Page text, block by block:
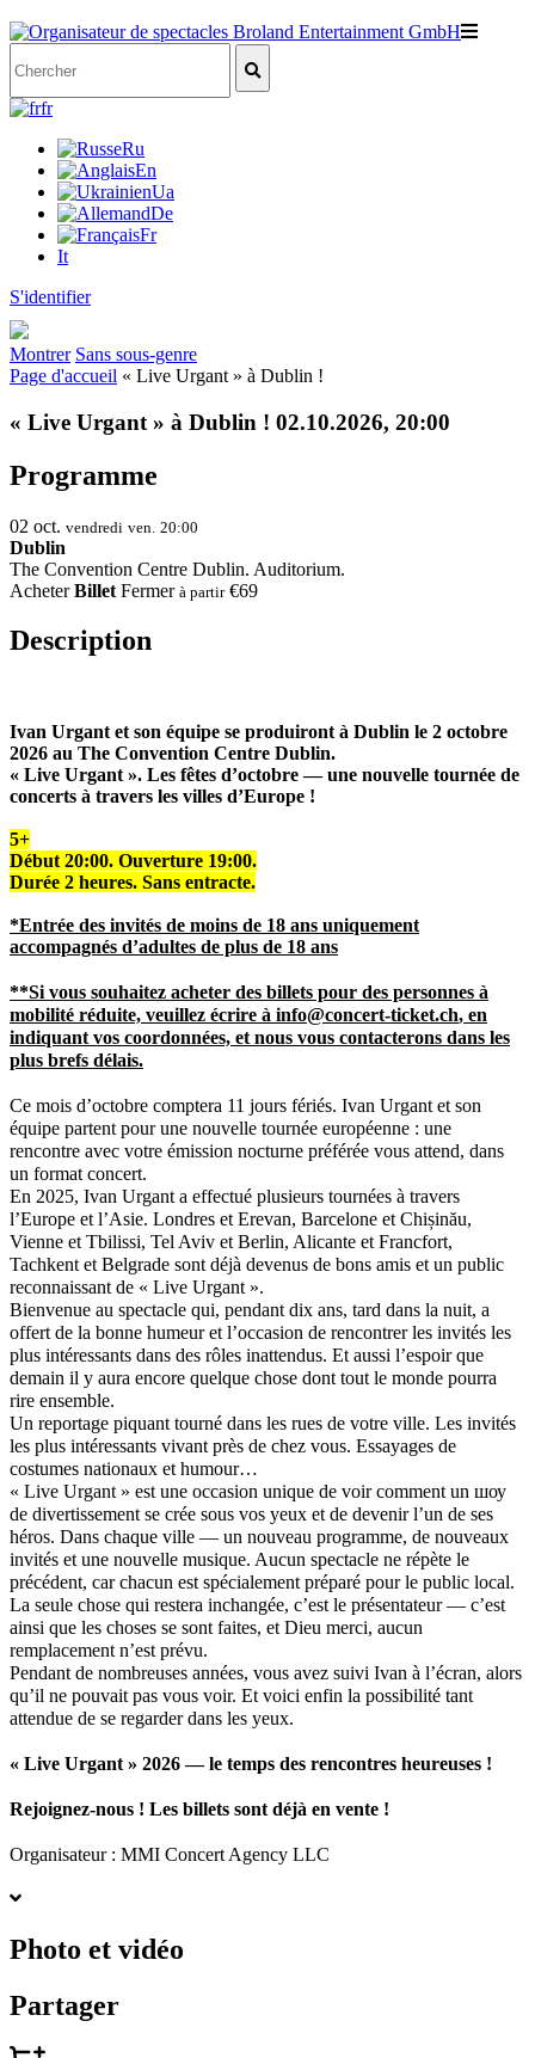
fr
Ru
En
Ua
De
Fr
It
S'identifier
Montrer Sans sous-genre
Page d'accueil « Live Urgant » à Dublin !
« Live Urgant » à Dublin ! 02.10.2026, 20:00
Programme
02 oct. vendredi ven. 20:00
Dublin
The Convention Centre Dublin. Auditorium.
AcheterBillet Fermer à partir€69
Description
Ivan Urgant et son équipe se produiront à Dublin le 2 octobre
2026 au The Convention Centre Dublin.
« Live Urgant ». Les fêtes d’octobre — une nouvelle tournée de
concerts à travers les villes d’Europe !
5+
Début 20:00. Ouverture 19:00.
Durée 2 heures. Sans entracte.
*Entrée des invités de moins de 18 ans uniquement
accompagnés d’adultes de plus de 18 ans
**Si vous souhaitez acheter des billets pour des personnes à
mobilité réduite, veuillez écrire à info@concert-ticket.ch, en
indiquant vos coordonnées, et nous vous contacterons dans les
plus brefs délais.
Ce mois d’octobre comptera 11 jours fériés. Ivan Urgant et son
équipe partent pour une nouvelle tournée européenne : une
rencontre avec votre émission nocturne préférée vous attend, dans
un format concert.
En 2025, Ivan Urgant a effectué plusieurs tournées à travers
l’Europe et l’Asie. Londres et Erevan, Barcelone et Chișinău,
Vienne et Tbilissi, Tel Aviv et Berlin, Alicante et Francfort,
Tachkent et Belgrade sont déjà devenus de bons amis et un public
reconnaissant de « Live Urgant ».
Bienvenue au spectacle qui, pendant dix ans, tard dans la nuit, a
offert de la bonne humeur et l’occasion de rencontrer les invités les
plus intéressants dans des rôles inattendus. Et aussi l’espoir que
demain il y aura encore quelque chose dont tout le monde pourra
rire ensemble.
Un reportage piquant tourné dans les rues de votre ville. Les invités
les plus intéressants vivant près de chez vous. Essayages de
costumes nationaux et humour…
« Live Urgant » est une occasion unique de voir comment un шоу
de divertissement se crée sous vos yeux et de devenir l’un de ses
héros. Dans chaque ville — un nouveau programme, de nouveaux
invités et une nouvelle musique. Aucun spectacle ne répète le
précédent, car chacun est spécialement préparé pour le public local.
La seule chose qui restera inchangée, c’est le présentateur — c’est
ainsi que les choses se sont faites, et Dieu merci, aucun
remplacement n’est prévu.
Pendant de nombreuses années, vous avez suivi Ivan à l’écran, alors
qu’il ne pouvait pas vous voir. Et voici enfin la possibilité tant
attendue de se regarder dans les yeux.
« Live Urgant » 2026 — le temps des rencontres heureuses !
Rejoignez-nous ! Les billets sont déjà en vente !
Organisateur : MMI Concert Agency LLC
Photo et vidéo
Partager